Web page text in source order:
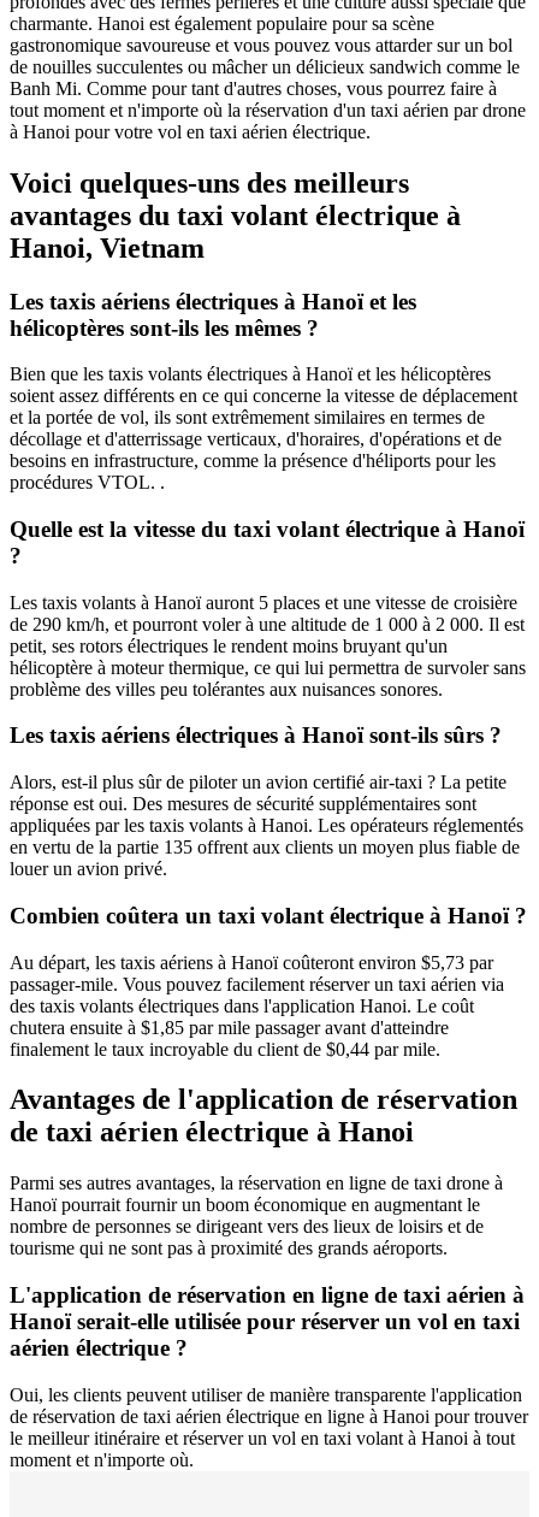
charmante. Hanoi est également populaire pour sa scène
gastronomique savoureuse et vous pouvez vous attarder sur un bol
de nouilles succulentes ou mâcher un délicieux sandwich comme le
Banh Mi. Comme pour tant d'autres choses, vous pourrez faire à
tout moment et n'importe où la réservation d'un taxi aérien par drone
à Hanoi pour votre vol en taxi aérien électrique.
Voici quelques-uns des meilleurs
avantages du taxi volant électrique à
Hanoi, Vietnam
Les taxis aériens électriques à Hanoï et les
hélicoptères sont-ils les mêmes ?
Bien que les taxis volants électriques à Hanoï et les hélicoptères
soient assez différents en ce qui concerne la vitesse de déplacement
et la portée de vol, ils sont extrêmement similaires en termes de
décollage et d'atterrissage verticaux, d'horaires, d'opérations et de
besoins en infrastructure, comme la présence d'héliports pour les
procédures VTOL. .
Quelle est la vitesse du taxi volant électrique à Hanoï
?
Les taxis volants à Hanoï auront 5 places et une vitesse de croisière
de 290 km/h, et pourront voler à une altitude de 1 000 à 2 000. Il est
petit, ses rotors électriques le rendent moins bruyant qu'un
hélicoptère à moteur thermique, ce qui lui permettra de survoler sans
problème des villes peu tolérantes aux nuisances sonores.
Les taxis aériens électriques à Hanoï sont-ils sûrs ?
Alors, est-il plus sûr de piloter un avion certifié air-taxi ? La petite
réponse est oui. Des mesures de sécurité supplémentaires sont
appliquées par les taxis volants à Hanoi. Les opérateurs réglementés
en vertu de la partie 135 offrent aux clients un moyen plus fiable de
louer un avion privé.
Combien coûtera un taxi volant électrique à Hanoï ?
Au départ, les taxis aériens à Hanoï coûteront environ $5,73 par
passager-mile. Vous pouvez facilement réserver un taxi aérien via
des taxis volants électriques dans l'application Hanoi. Le coût
chutera ensuite à $1,85 par mile passager avant d'atteindre
finalement le taux incroyable du client de $0,44 par mile.
Avantages de l'application de réservation
de taxi aérien électrique à Hanoi
Parmi ses autres avantages, la réservation en ligne de taxi drone à
Hanoï pourrait fournir un boom économique en augmentant le
nombre de personnes se dirigeant vers des lieux de loisirs et de
tourisme qui ne sont pas à proximité des grands aéroports.
L'application de réservation en ligne de taxi aérien à
Hanoï serait-elle utilisée pour réserver un vol en taxi
aérien électrique ?
Oui, les clients peuvent utiliser de manière transparente l'application
de réservation de taxi aérien électrique en ligne à Hanoi pour trouver
le meilleur itinéraire et réserver un vol en taxi volant à Hanoi à tout
moment et n'importe où.